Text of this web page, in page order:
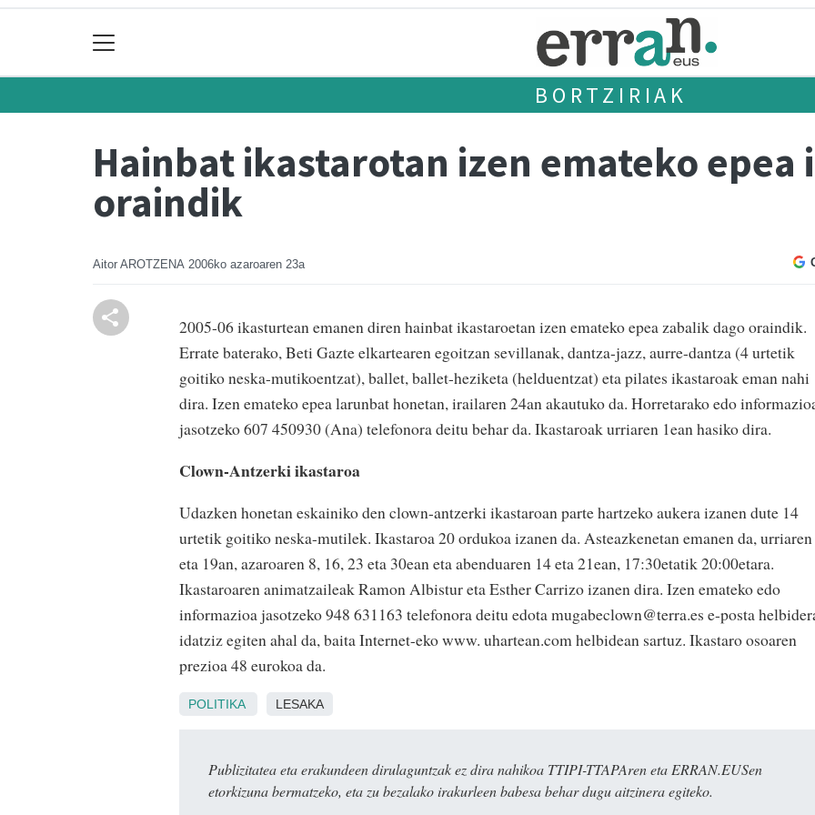
BORTZIRIAK
Hainbat ikastarotan izen emateko epea
oraindik
Aitor AROTZENA 2006ko azaroaren 23a
2005-06 ikasturtean emanen diren hainbat ikastaroetan izen emateko epea zabalik dago oraindik.
Errate baterako, Beti Gazte elkartearen egoitzan sevillanak, dantza-jazz, aurre-dantza (4 urtetik
goitiko neska-mutikoentzat), ballet, ballet-heziketa (helduentzat) eta pilates ikastaroak eman nahi
dira. Izen emateko epea larunbat honetan, irailaren 24an akautuko da. Horretarako edo
jasotzeko 607 450930 (Ana) telefonora deitu behar da. Ikastaroak urriaren 1ean hasiko dira.
Clown-Antzerki ikastaroa
Udazken honetan eskainiko den clown-antzerki ikastaroan parte hartzeko aukera izanen dute 14
urtetik goitiko neska-mutilek. Ikastaroa 20 ordukoa izanen da. Asteazkenetan emanen da,
eta 19an, azaroaren 8, 16, 23 eta 30ean eta abenduaren 14 eta 21ean, 17:30etatik 20:00etara.
Ikastaroaren animatzaileak Ramon Albistur eta Esther Carrizo izanen dira. Izen emateko edo
informazioa jasotzeko 948 631163 telefonora deitu edota mugabeclown@terra.es e-posta
idatziz egiten ahal da, baita Internet-eko www. uhartean.com helbidean sartuz. Ikastaro osoaren
prezioa 48 eurokoa da.
POLITIKA LESAKA
Publizitatea eta erakundeen dirulaguntzak ez dira nahikoa TTIPI-TTAPAren eta ERRAN.EUSen
etorkizuna bermatzeko, eta zu bezalako irakurleen babesa behar dugu aitzinera egiteko.